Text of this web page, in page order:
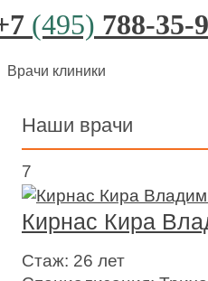
(495) 788-35-
Врачи клиники
Наши врачи
7
Кирнас Кира
Стаж: 26 лет